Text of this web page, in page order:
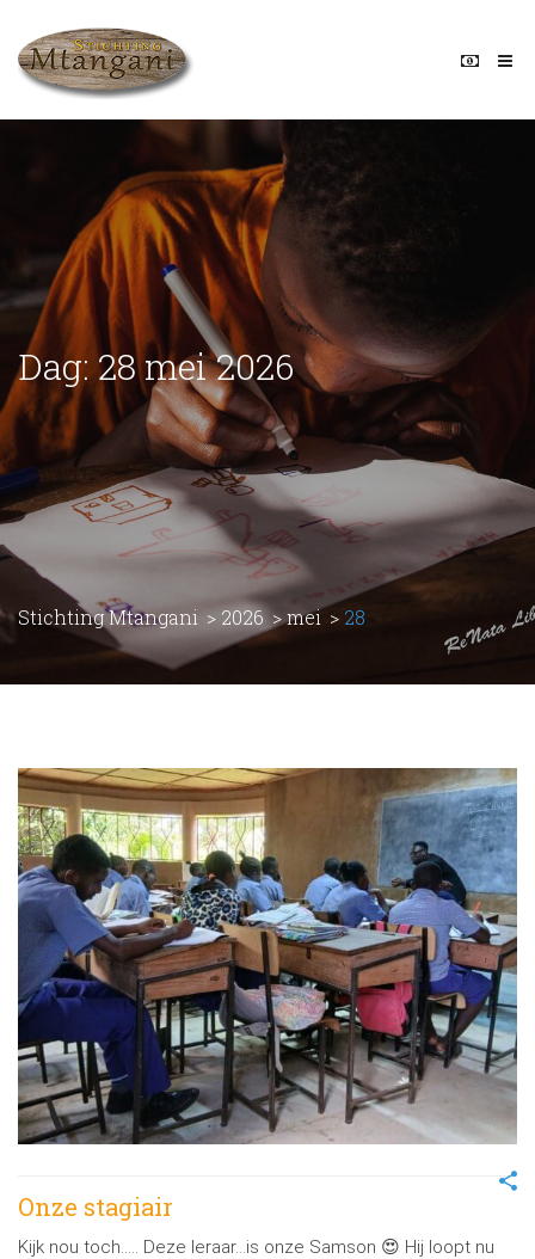
Dag:28 mei 2026
Stichting Mtangani > 2026 >mei > 28
Onze stagiair
Kijk nou toch….. Deze leraar…is onze Samson 😍 Hij loopt nu